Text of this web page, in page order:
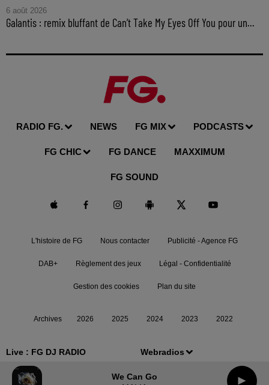
Live : FG DJ RADIO Webradios
We Can Go
6 août 2026
Galantis : remix bluffant de Can’t Take My Eyes Off You pour un...
RADIO FG. NEWS FG MIX PODCASTS
FG CHIC FG DANCE MAXXIMUM
FG SOUND
L'histoire de FG Nous contacter Publicité - Agence FG
DAB+ Règlement des jeux Légal - Confidentialité
Gestion des cookies Plan du site
Archives 2026 2025 2024 2023 2022